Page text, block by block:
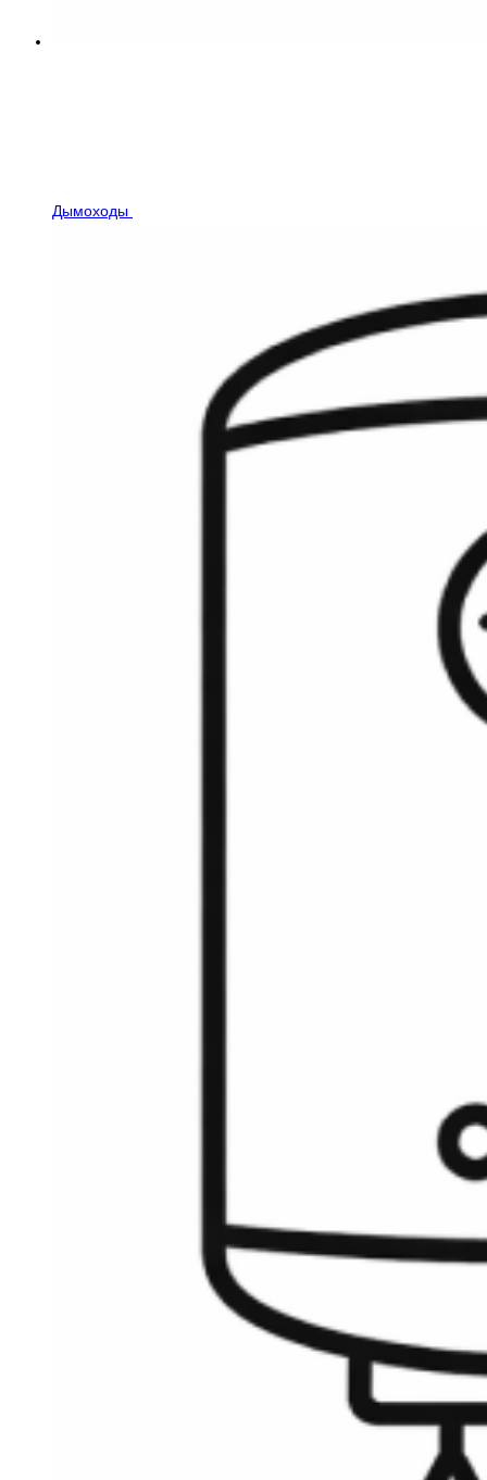
Дымоходы